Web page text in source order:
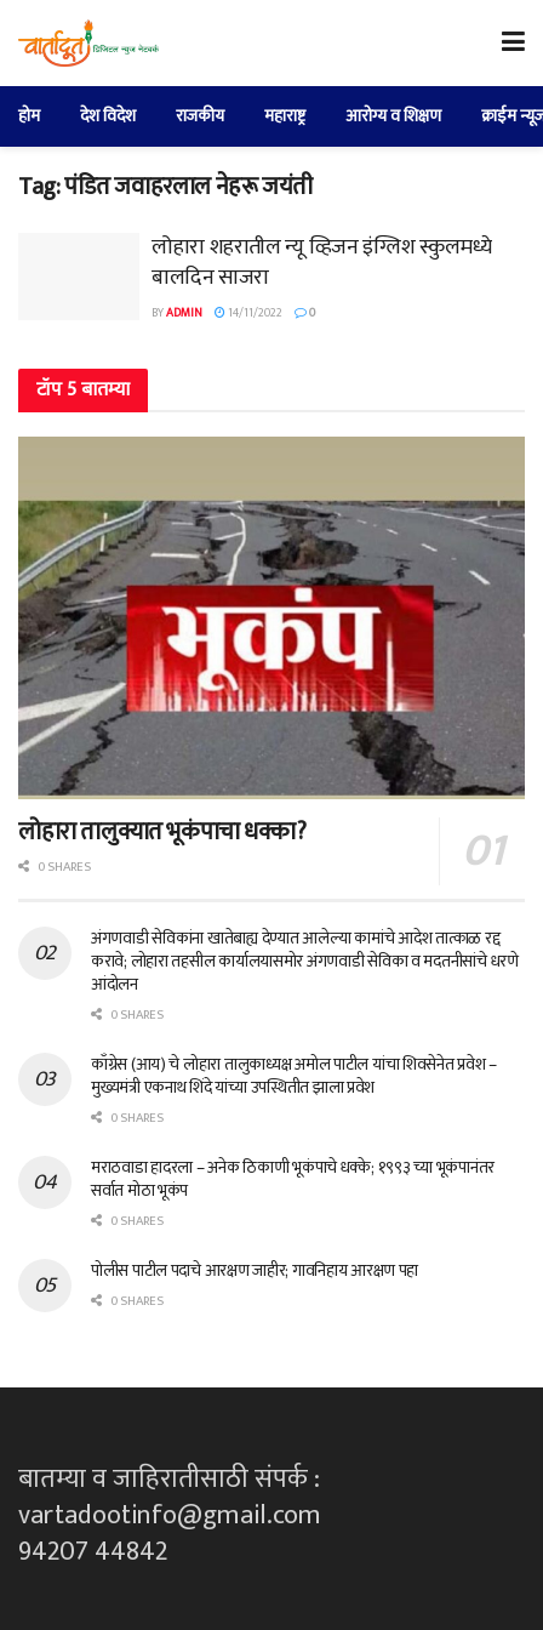
होम देश विदेश राजकीय महाराष्ट्र आरोग्य व शिक्षण क्राईम
Tag:पंडित जवाहरलाल नेहरू जयंती
लोहारा शहरातील न्यू व्हिजन इंग्लिश स्कुलमध्ये
बालदिन साजरा
BYADMIN 14/11/2022 0
टॉप 5 बातम्या
लोहारा तालुक्यात भूकंपाचा धक्का?
0 SHARES
अंगणवाडी सेविकांना खातेबाह्य देण्यात आलेल्या कामांचे आदेश तात्काळ रद्द
करावे; लोहारा तहसील कार्यालयासमोर अंगणवाडी सेविका व मदतनीसांचे धरणे
आंदोलन
0 SHARES
काँग्रेस (आय) चे लोहारा तालुकाध्यक्ष अमोल पाटील यांचा शिवसेनेत प्रवेश –
मुख्यमंत्री एकनाथ शिंदे यांच्या उपस्थितीत झाला प्रवेश
0 SHARES
मराठवाडा हादरला – अनेक ठिकाणी भूकंपाचे धक्के; १९९३ च्या भूकंपानंतर
सर्वात मोठा भूकंप
0 SHARES
पोलीस पाटील पदाचे आरक्षण जाहीर; गावनिहाय आरक्षण पहा
0 SHARES
बातम्या व जाहिरातीसाठी संपर्क :
vartadootinfo@gmail.com
94207 44842